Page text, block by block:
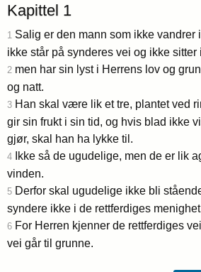
Kapittel 1
1 Salig er den mann som ikke vandrer
ikke står på synderes vei og ikke sitter
2 men har sin lyst i Herrens lov og
og natt.
3 Han skal være lik et tre, plantet ved
gir sin frukt i sin tid, og hvis blad ikke
gjør, skal han ha lykke til.
4 Ikke så de ugudelige, men de er lik
vinden.
5 Derfor skal ugudelige ikke bli
syndere ikke i de rettferdiges
6 For Herren kjenner de rettferdiges
vei går til grunne.